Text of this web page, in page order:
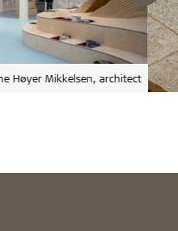
Høyer Mikkelsen, architect